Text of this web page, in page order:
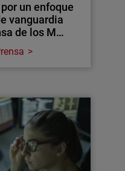
un enfoque
vanguardia
de los M…